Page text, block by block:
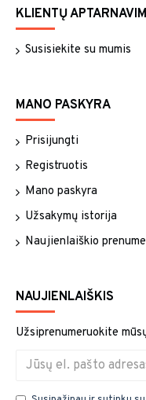
KLIENTŲ
Susisiekite su mumis
MANO PASKYRA
Prisijungti
Registruotis
Mano paskyra
Užsakymų istorija
Naujienlaiškio
NAUJIENLAIŠKIS
Užsiprenumeruokite